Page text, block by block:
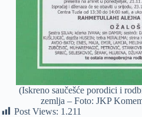
(Iskreno saučešće porodici i
zemlja – Foto: JKP
Post Views: 1.211